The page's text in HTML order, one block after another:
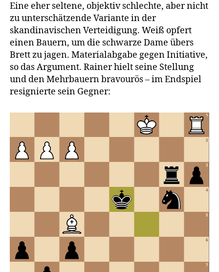
Eine eher seltene, objektiv schlechte, aber nicht
zu unterschätzende Variante in der
skandinavischen Verteidigung. Weiß opfert
einen Bauern, um die schwarze Dame übers
Brett zu jagen. Materialabgabe gegen Initiative,
so das Argument. Rainer hielt seine Stellung
und den Mehrbauern bravourös – im Endspiel
resignierte sein Gegner: